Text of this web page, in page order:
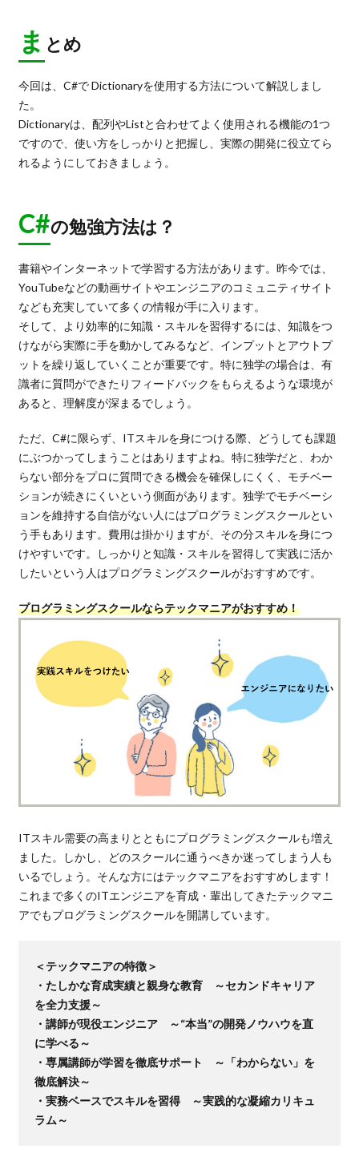
ま とめ
今回は、C#で Dictionaryを使用する方法について解説しまし
た。
Dictionaryは、配列やListと合わせてよく使用される機能の1つ
ですので、使い方をしっかりと把握し、実際の開発に役立てら
れるようにしておきましょう。
C#の勉強方法は？
書籍やインターネットで学習する方法があります。昨今では、
YouTubeなどの動画サイトやエンジニアのコミュニティサイト
なども充実していて多くの情報が手に入ります。
そして、より効率的に知識・スキルを習得するには、知識をつ
けながら実際に手を動かしてみるなど、インプットとアウトプ
ットを繰り返していくことが重要です。特に独学の場合は、有
識者に質問ができたりフィードバックをもらえるような環境が
あると、理解度が深まるでしょう。
ただ、C#に限らず、ITスキルを身につける際、どうしても課題
にぶつかってしまうことはありますよね。特に独学だと、わか
らない部分をプロに質問できる機会を確保しにくく、モチベー
ションが続きにくいという側面があります。独学でモチベーシ
ョンを維持する自信がない人にはプログラミングスクールとい
う手もあります。費用は掛かりますが、その分スキルを身につ
けやすいです。しっかりと知識・スキルを習得して実践に活か
したいという人はプログラミングスクールがおすすめです。
プログラミングスクールならテックマニアがおすすめ！
ITスキル需要の高まりとともにプログラミングスクールも増え
ました。しかし、どのスクールに通うべきか迷ってしまう人も
いるでしょう。そんな方にはテックマニアをおすすめします！
これまで多くのITエンジニアを育成・輩出してきたテックマニ
アでもプログラミングスクールを開講しています。
＜テックマニアの特徴＞
・たしかな育成実績と親身な教育 ～セカンドキャリア
を全力支援～
・講師が現役エンジニア ～“本当”の開発ノウハウを直
に学べる～
・専属講師が学習を徹底サポート ～「わからない」を
徹底解決～
・実務ベースでスキルを習得 ～実践的な凝縮カリキュ
ラム～